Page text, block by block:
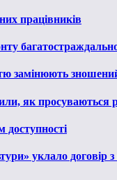
працівників
замінюють
як просуваються
доступності
уклало договір